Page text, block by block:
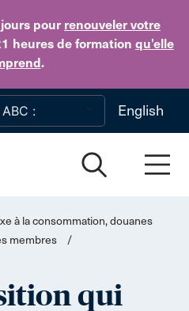
pour renouveler votre
heures de formation qu’elle
.
Skip to main content
English
à la consommation, douanes
membres /
qui